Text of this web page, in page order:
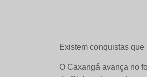
Existem conquistas
O Caxangá avança no